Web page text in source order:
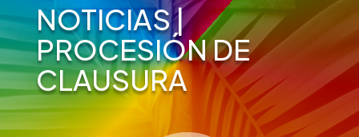
NOTICIAS|
PROCESIÓN DE
CLAUSURA